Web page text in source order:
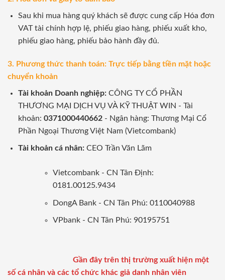
Sau khi mua hàng quý khách sẽ được cung cấp Hóa đơn
VAT tài chính hợp lệ, phiếu giao hàng, phiếu xuất kho,
phiếu giao hàng, phiếu bảo hành đầy đủ.
3. Phương thức thanh toán: Trực tiếp bằng tiền mặt hoặc
chuyển khoản
Tài khoản Doanh nghiệp:CÔNG TY CỔ PHẦN
THƯƠNG MẠI DỊCH VỤ VÀ KỸ THUẬT WIN - Tài
khoản: 0371000440662- Ngân hàng: Thương Mại Cổ
Phần Ngoại Thương Việt Nam (Vietcombank)
Tài khoản cá nhân: CEO Trần Văn Lãm
Vietcombank - CN Tân Định:
0181.00125.9434
DongA Bank - CN Tân Phú: 0110040988
VPbank - CN Tân Phú: 90195751
Gần đây trên thị trường xuất hiện một
số cá nhân và các tổ chức khác giả danh nhân viên